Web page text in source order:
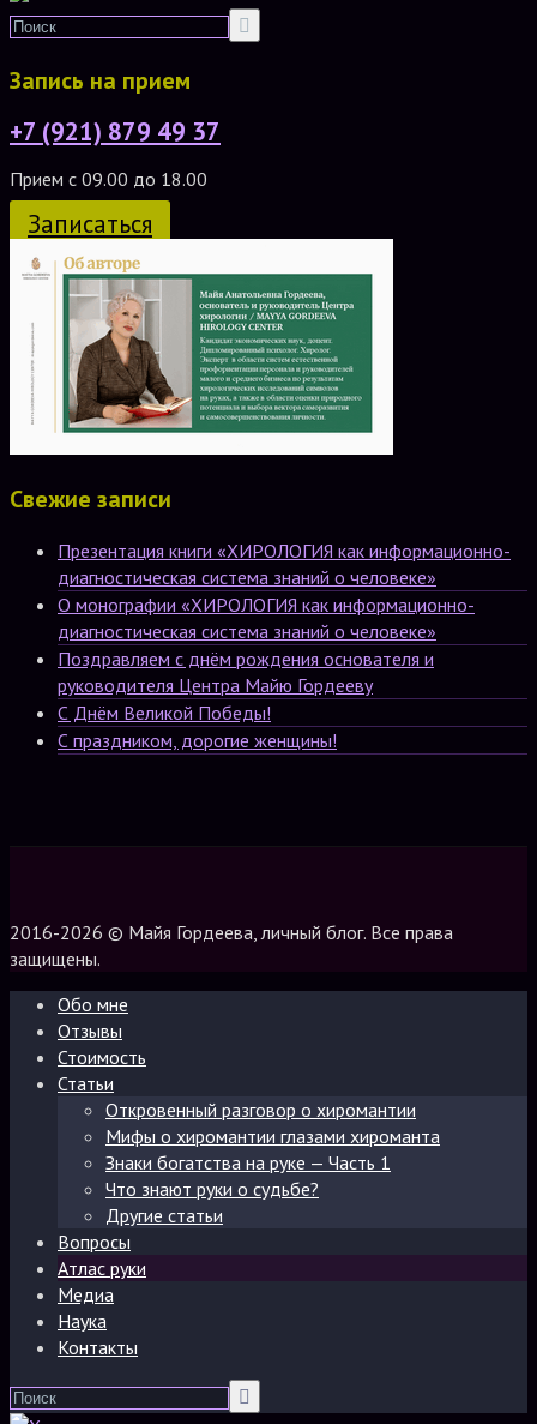
Запись на прием
+7 (921) 879 49 37
Прием с 09.00 до 18.00
Записаться
Свежие записи
Презентация книги «ХИРОЛОГИЯ как информационно-
диагностическая система знаний о человеке»
О монографии «ХИРОЛОГИЯ как информационно-
диагностическая система знаний о человеке»
Поздравляем с днём рождения основателя и
руководителя Центра Майю Гордееву
С Днём Великой Победы!
С праздником, дорогие женщины!
2016-2026 © Майя Гордеева, личный блог. Все права
защищены.
Обо мне
Отзывы
Стоимость
Статьи
Откровенный разговор о хиромантии
Мифы о хиромантии глазами хироманта
Знаки богатства на руке — Часть 1
Что знают руки о судьбе?
Другие статьи
Вопросы
Атлас руки
Медиа
Наука
Контакты